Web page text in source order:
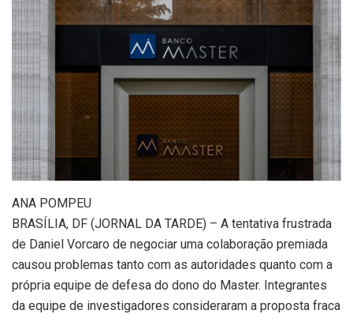
ANA POMPEU
BRASÍLIA, DF (JORNAL DA TARDE) – A tentativa frustrada
de Daniel Vorcaro de negociar uma colaboração premiada
causou problemas tanto com as autoridades quanto com a
própria equipe de defesa do dono do Master. Integrantes
da equipe de investigadores consideraram a proposta fraca